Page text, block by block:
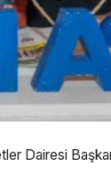
Dairesi